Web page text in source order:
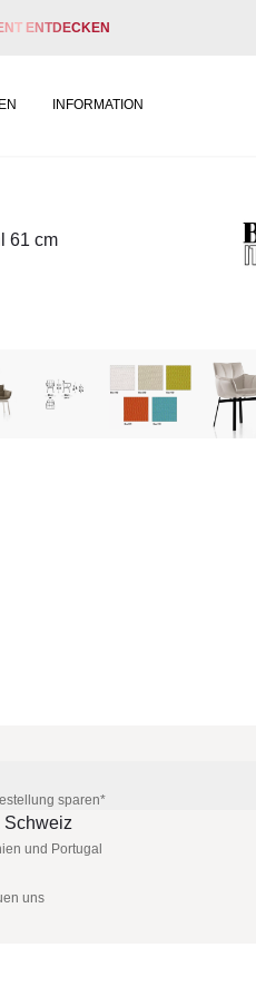
ENTDECKEN
INFORMATION
61 cm
sparen*
Schweiz
und Portugal
uns